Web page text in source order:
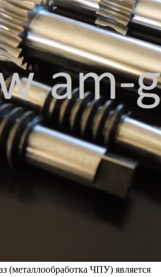
(металлообработка ЧПУ) является